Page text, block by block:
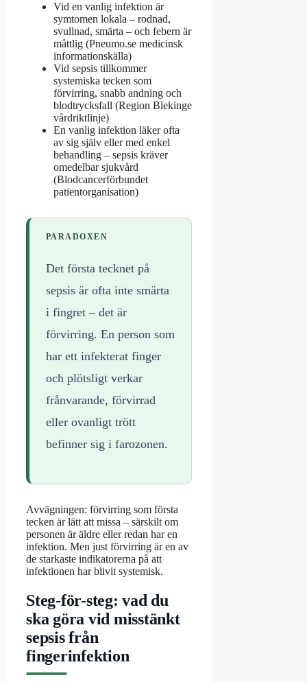
Vid en vanlig infektion är
symtomen lokala – rodnad,
svullnad, smärta – och febern är
måttlig (Pneumo.se medicinsk
informationskälla)
Vid sepsis tillkommer
systemiska tecken som
förvirring, snabb andning och
blodtrycksfall (Region Blekinge
vårdriktlinje)
En vanlig infektion läker ofta
av sig själv eller med enkel
behandling – sepsis kräver
omedelbar sjukvård
(Blodcancerförbundet
patientorganisation)
PARADOXEN
Det första tecknet på
sepsis är ofta inte smärta
i fingret – det är
förvirring. En person som
har ett infekterat finger
och plötsligt verkar
frånvarande, förvirrad
eller ovanligt trött
befinner sig i farozonen.
Avvägningen: förvirring som första
tecken är lätt att missa – särskilt om
personen är äldre eller redan har en
infektion. Men just förvirring är en av
de starkaste indikatorerna på att
infektionen har blivit systemisk.
Steg-för-steg: vad du
ska göra vid misstänkt
sepsis från
fingerinfektion